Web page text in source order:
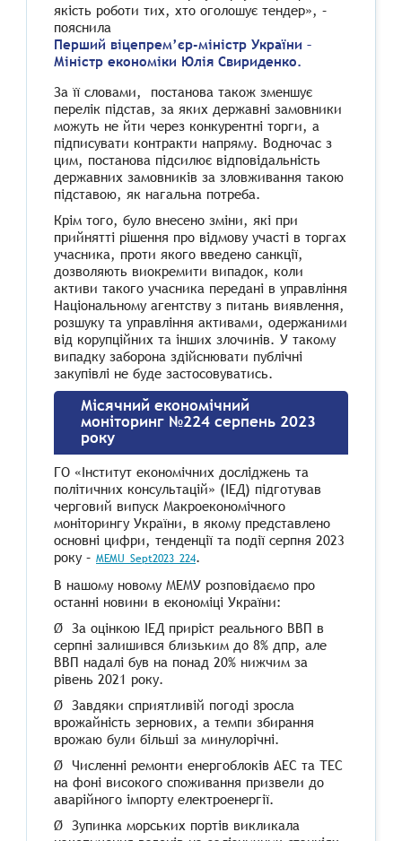
якість роботи тих, хто оголошує тендер», –
пояснила
Перший віцепрем’єр-міністр України –
Міністр економіки Юлія Свириденко.
За її словами, постанова також зменшує
перелік підстав, за яких державні замовники
можуть не йти через конкурентні торги, а
підписувати контракти напряму. Водночас з
цим, постанова підсилює відповідальність
державних замовників за зловживання такою
підставою, як нагальна потреба.
Крім того, було внесено зміни, які при
прийнятті рішення про відмову участі в торгах
учасника, проти якого введено санкції,
дозволяють виокремити випадок, коли
активи такого учасника передані в управління
Національному агентству з питань виявлення,
розшуку та управління активами, одержаними
від корупційних та інших злочинів. У такому
випадку заборона здійснювати публічні
закупівлі не буде застосовуватись.
Місячний економічний
моніторинг №224 серпень 2023
року
ГО «Інститут економічних досліджень та
політичних консультацій» (ІЕД) підготував
черговий випуск Макроекономічного
моніторингу України, в якому представлено
основні цифри, тенденції та події серпня 2023
року – MEMU_Sept2023_224.
В нашому новому МЕМУ розповідаємо про
останні новини в економіці України:
Ø За оцінкою ІЕД приріст реального ВВП в
серпні залишився близьким до 8% дпр, але
ВВП надалі був на понад 20% нижчим за
рівень 2021 року.
Ø Завдяки сприятливій погоді зросла
врожайність зернових, а темпи збирання
врожаю були більші за минулорічні.
Ø Численні ремонти енергоблоків АЕС та ТЕС
на фоні високого споживання призвели до
аварійного імпорту електроенергії.
Ø Зупинка морських портів викликала